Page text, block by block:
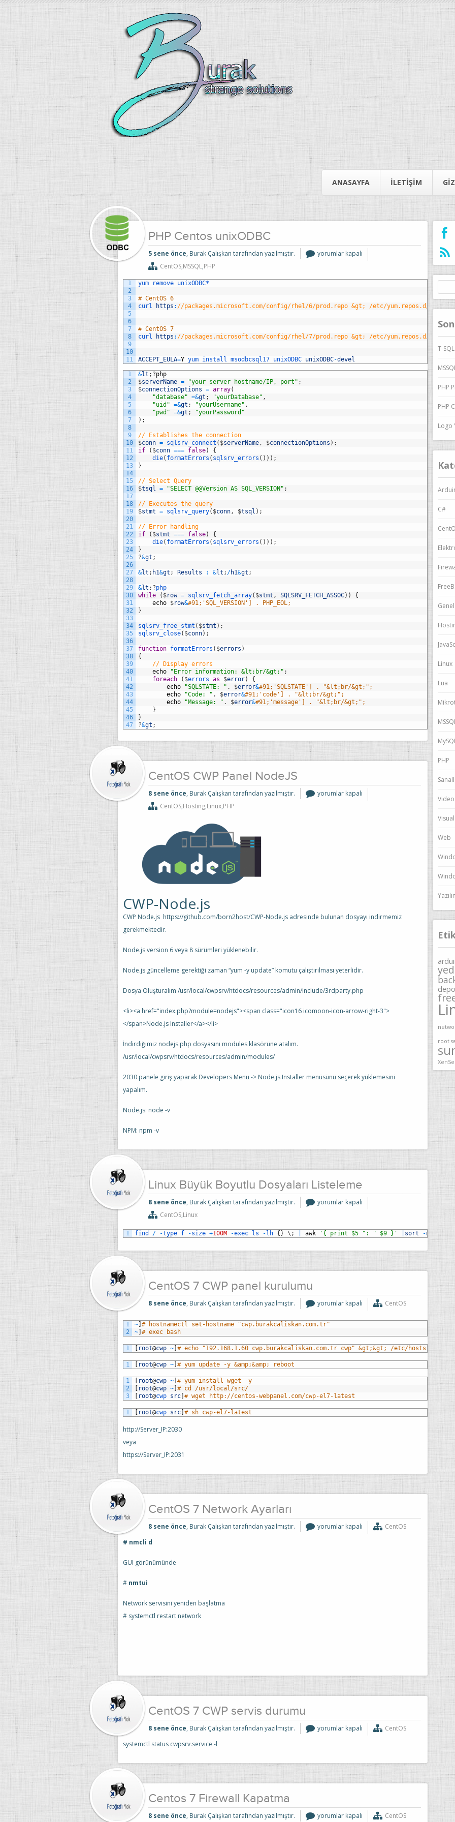
ANASAYFA İLETIŞIM
PHP Centos unixODBC
5 sene önce, Burak Çalışkan tarafından yazılmıştır. PHP
Centos
yorumlar kapalı
CentOS,MSSQL,PHP
1
2
3
4
5
6
7
8
9
10
11
yum remove unixODBC*
# CentOS 6
curl
https : //packages.microsoft.com/config/rhel/6/prod.repo &gt; /etc/yum.repos.d/mssql-
# CentOS 7
curl
https : //packages.microsoft.com/config/rhel/7/prod.repo &gt; /etc/yum.repos.d/mssql-
ACCEPT_EULA=Y yum install msodbcsql17 unixODBC unixODBC-devel
1
2
3
4
5
6
7
8
9
10
11
12
13
14
15
16
17
18
19
20
21
22
23
24
25
26
27
28
29
30
31
32
33
34
35
36
37
38
39
40
41
42
43
44
45
46
47
&lt ; ?php
$serverName = "your server hostname/IP, port" ;
$connectionOptions = array(
"database" =&gt ; "yourDatabase" ,
"uid" =&gt ; "yourUsername" ,
"pwd" =&gt ;
"yourPassword"
) ;
// Establishes the connection
$conn = sqlsrv_connect ( $serverName, $connectionOptions ) ;
if
( $conn === false)
{
die( formatErrors ( sqlsrv_errors ( ) ) ) ;
}
// Select Query
$tsql = "SELECT @@Version AS SQL_VERSION" ;
// Executes the query
$stmt = sqlsrv_query( $conn, $tsql ) ;
// Error handling
if
( $stmt === false)
{
die( formatErrors ( sqlsrv_errors ( ) ) ) ;
}
?&gt ;
&lt ; h1&gt ; Results : &lt ; /h1&gt ;
&lt ; ?php
while
( $row = sqlsrv_fetch_array( $stmt , SQLSRV_FETCH_ASSOC) )
{
echo $row&#91;'SQL_VERSION'] . PHP_EOL;
}
sqlsrv_free_stmt ( $stmt ) ;
sqlsrv_close( $conn) ;
function formatErrors ( $errors )
{
// Display errors
echo
"Error information: &lt;br/&gt;" ;
foreach
( $errors as $error)
{
echo
"SQLSTATE: " . $error&#91;'SQLSTATE'] . "&lt;br/&gt;";
echo
"Code: " . $error&#91;'code'] . "&lt;br/&gt;";
echo
"Message: " . $error&#91;'message'] . "&lt;br/&gt;";
}
}
?&gt ;
CentOS CWP Panel NodeJS
8 sene önce, Burak Çalışkan tarafından yazılmıştır. CentOS
CWP
yorumlar kapalı
CentOS,Hosting,Linux,PHP
CWP-Node.js
CWP Node.js https://github.com/born2host/CWP-Node.js adresinde bulunan dosyayı indirmemiz
gerekmektedir.
Node.js version 6 veya 8 sürümleri yüklenebilir.
Node.js güncelleme gerektiği zaman “yum -y update” komutu çalıştırılması yeterlidir.
Dosya Oluşturalım /usr/local/cwpsrv/htdocs/resources/admin/include/3rdparty.php
<li><a href="index.php?module=nodejs"><span class="icon16 icomoon-icon-arrow-right-3">
</span>Node.js Installer</a></li>
İndirdiğimiz nodejs.php dosyasını modules klasörüne atalım.
/usr/local/cwpsrv/htdocs/resources/admin/modules/
2030 panele giriş yaparak Developers Menu -> Node.js Installer menüsünü seçerek yüklemesini
yapalım.
Node.js: node -v
NPM: npm -v
Linux Büyük Boyutlu Dosyaları Listeleme
8 sene önce, Burak Çalışkan tarafından yazılmıştır. Linux
Büyük
için
yorumlar kapalı
CentOS,Linux
1 find / -type f -size +100M -exec ls - lh { } \ ; awk '{ print $5 ": " $9 }' sort -n
CentOS 7 CWP panel kurulumu
8 sene önce, Burak Çalışkan tarafından yazılmıştır. CentOS
7
panel
kurulumu
yorumlar kapalı CentOS
1
2
~ # hostnamectl set-hostname "cwp.burakcaliskan.com.tr"
~ # exec bash
1 root@cwp ~ # echo "192.168.1.60 cwp.burakcaliskan.com.tr cwp" &gt;&gt; /etc/hosts
1 root@cwp ~ # yum update -y &amp;&amp; reboot
1
2
3
root@cwp ~ # yum install wget -y
root@cwp ~ # cd /usr/local/src/
root@cwp src # wget http://centos-webpanel.com/cwp-el7-latest
1 root@cwp src # sh cwp-el7-latest
http://Server_IP:2030
veya
https://Server_IP:2031
CentOS 7 Network Ayarları
8 sene önce, Burak Çalışkan tarafından yazılmıştır. CentOS
7
yorumlar kapalı
CentOS
# nmcli d
GUI görünümünde
# nmtui
Network servisini yeniden başlatma
# systemctl restart network
CentOS 7 CWP servis durumu
8 sene önce, Burak Çalışkan tarafından yazılmıştır. CentOS
7
yorumlar kapalı
CentOS
systemctl status cwpsrv.service -l
Centos 7 Firewall Kapatma
8 sene önce, Burak Çalışkan tarafından yazılmıştır. Centos
yorumlar kapalı CentOS
T-
PHP
PHP
Logo
C#
Genel
Linux
Lua
PHP
Video
Web
root